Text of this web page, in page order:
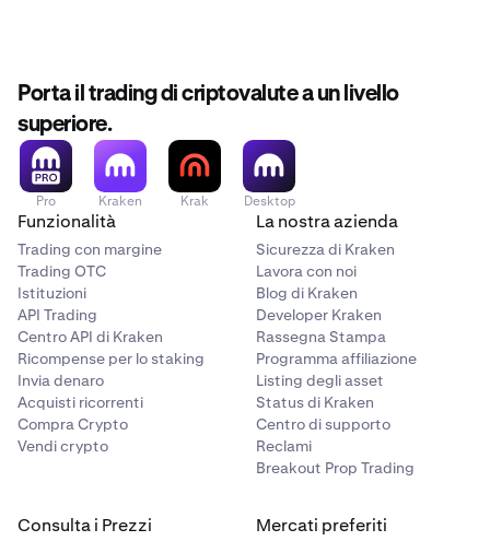
Porta il trading di criptovalute a un livello
superiore.
Pro Kraken Krak Desktop
Funzionalità
Trading con margine
Trading OTC
Istituzioni
API Trading
Centro API di Kraken
Ricompense per lo staking
Invia denaro
Acquisti ricorrenti
Compra Crypto
Vendi crypto
La nostra azienda
Sicurezza di Kraken
Lavora con noi
Blog di Kraken
Developer Kraken
Rassegna Stampa
Programma affiliazione
Listing degli asset
Status di Kraken
Centro di supporto
Reclami
Breakout Prop Trading
Consulta i Prezzi Mercati preferiti